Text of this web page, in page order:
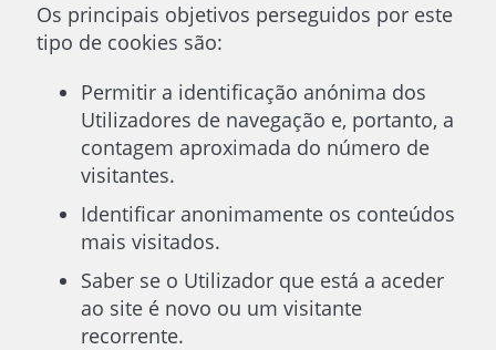
Os principais objetivos perseguidos por este
tipo de cookies são:
Permitir a identificação anónima dos
Utilizadores de navegação e, portanto, a
contagem aproximada do número de
visitantes.
Identificar anonimamente os conteúdos
mais visitados.
Saber se o Utilizador que está a aceder
ao site é novo ou um visitante
recorrente.